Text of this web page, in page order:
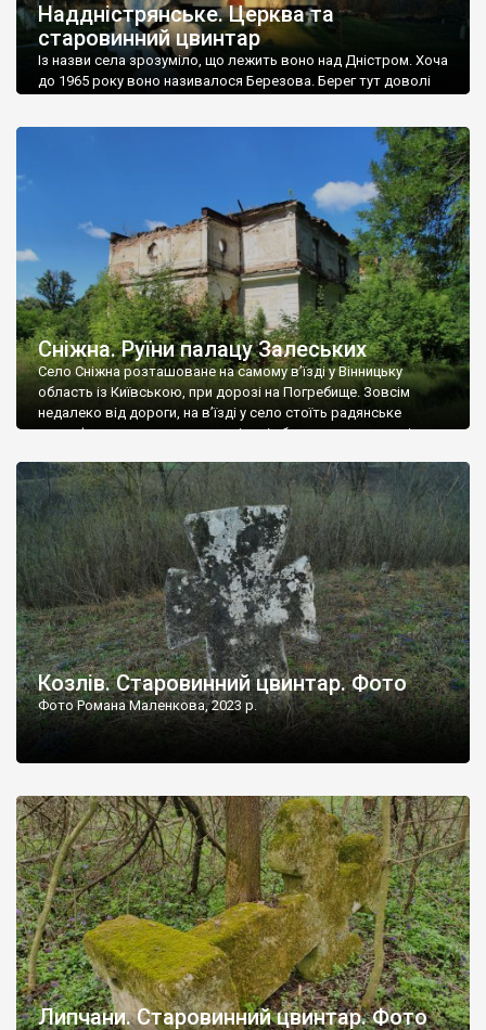
Наддністрянське. Церква та
старовинний цвинтар
Із назви села зрозуміло, що лежить воно над Дністром. Хоча
до 1965 року воно називалося Березова. Берег тут доволі
Наддністрянське відрізняється від більшості навколишніх
сіл. У селі є мурована Михайлівська церква. Точної дати […]
Сніжна. Руїни палацу Залеських
Село Сніжна розташоване на самому в’їзді у Вінницьку
область із Київською, при дорозі на Погребище. Зовсім
недалеко від дороги, на в’їзді у село стоїть радянське
рельєфне пано, яке показує жінку і яблуню, а трохи далі, десь
не видно, але видно дві стареньких колії у траві – […]
Козлів. Старовинний цвинтар. Фото
Фото Романа Маленкова, 2023 р.
Липчани. Старовинний цвинтар. Фото